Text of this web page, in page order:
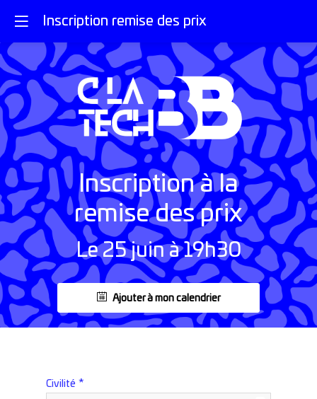
Inscription remise des prix
Inscription à la
remise des prix
Le 25 juin à 19h30
Ajouter à mon calendrier
Civilité *